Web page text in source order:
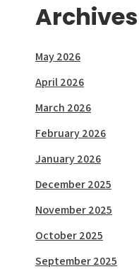
Archives
May 2026
April 2026
March 2026
February 2026
January 2026
December 2025
November 2025
October 2025
September 2025